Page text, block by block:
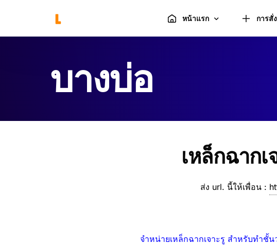
หน้าแรก การสั่
บางบ่อ
เหล็กฉาก
ส่ง url. นี้ให้เพื่อน :
จำหน่ายเหล็กฉากเจาะรู สำหรับทำชั้